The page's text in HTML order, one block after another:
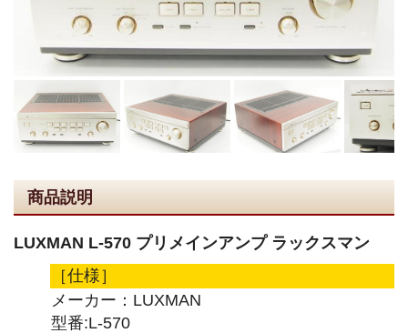
商品説明
LUXMAN L-570 プリメインアンプ ラックスマン
［仕様］
メーカー：LUXMAN
型番:L-570